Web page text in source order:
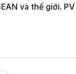
và thế giới.